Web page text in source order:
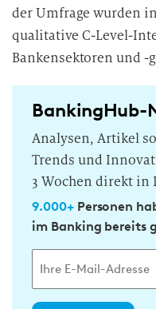
der Umfrage wurden
qualitative C-Level-
Bankensektoren und
BankingHub-
Analysen, Artikel
Trends und
3 Wochen direkt in
9.000+Personen
im Banking bereits